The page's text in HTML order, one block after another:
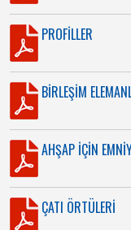
PROFİLLER
BİRLEŞİM
AHŞAP İÇİN
ÇATI ÖRTÜLERİ